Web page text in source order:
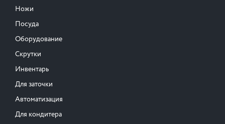
Ножи
Посуда
Оборудование
Скрутки
Инвентарь
Для заточки
Автоматизация
Для кондитера